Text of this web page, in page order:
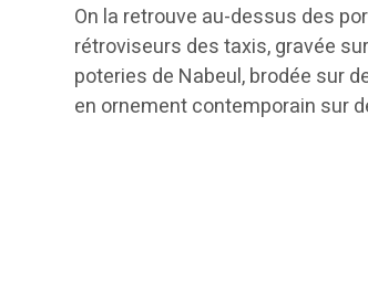
On la retrouve au-dessus des
rétroviseurs des taxis, gravée
poteries de Nabeul, brodée sur
en ornement contemporain sur